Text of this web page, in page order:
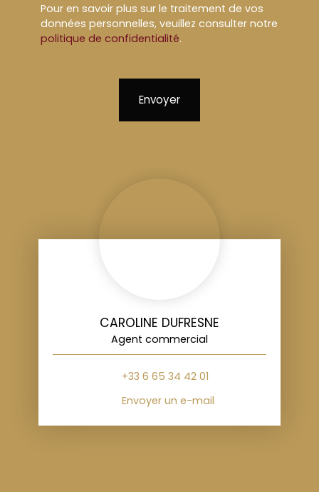
Pour en savoir plus sur le traitement de vos
données personnelles, veuillez consulter notre
politique de confidentialité.
Envoyer
CAROLINE DUFRESNE
Agent commercial
+33 6 65 34 42 01
Envoyer un e-mail